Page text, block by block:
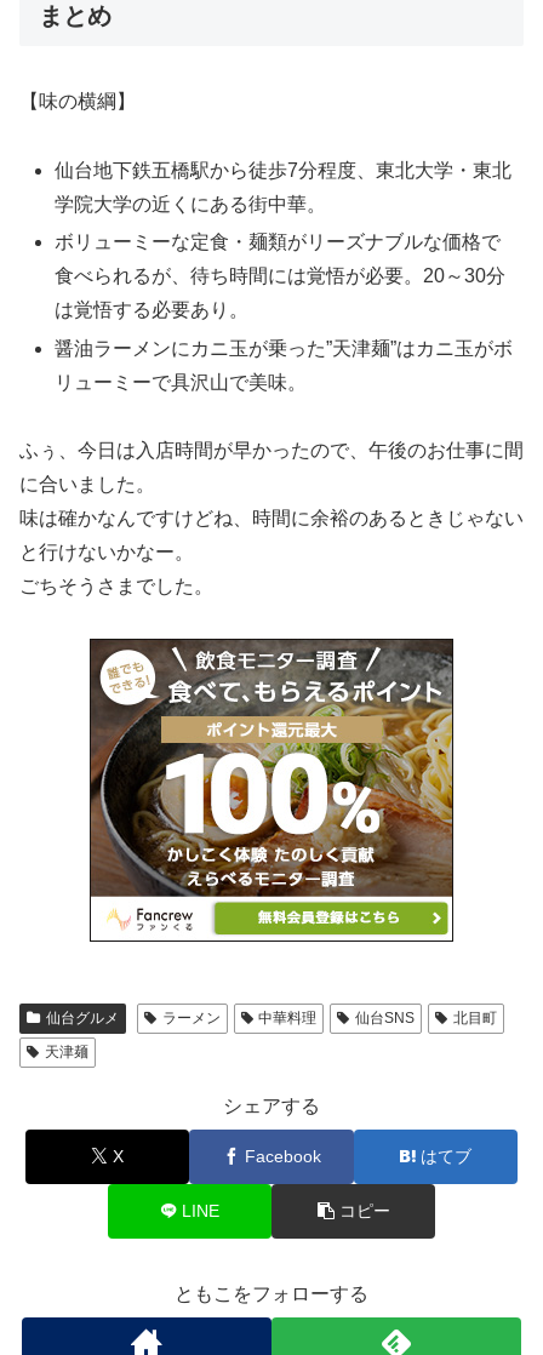
まとめ
【味の横綱】
仙台地下鉄五橋駅から徒歩7分程度、東北大学・東北
学院大学の近くにある街中華。
ボリューミーな定食・麺類がリーズナブルな価格で
食べられるが、待ち時間には覚悟が必要。20～30分
は覚悟する必要あり。
醤油ラーメンにカニ玉が乗った”天津麺”はカニ玉がボ
リューミーで具沢山で美味。
ふぅ、今日は入店時間が早かったので、午後のお仕事に間
に合いました。
味は確かなんですけどね、時間に余裕のあるときじゃない
と行けないかなー。
ごちそうさまでした。
仙台グルメ ラーメン 中華料理 仙台SNS
北目町
天津麺
シェアする
X Facebook はてブ
LINE コピー
ともこをフォローする